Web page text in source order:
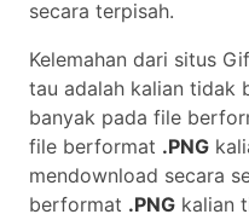
secara terpisah.
Kelemahan dari situs
tau adalah kalian tidak
banyak pada file
file berformat .PNG
mendownload secara
berformat .PNG kalian